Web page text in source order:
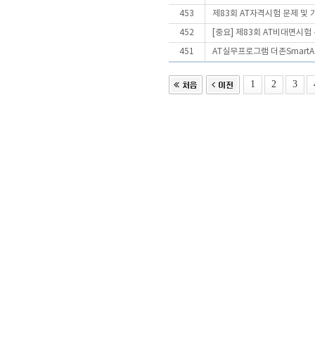
453 제83회 AT자격시험 문제 및
452 [중요] 제83회 AT비대면시험
451 AT실무프로그램 더존
1 2 3